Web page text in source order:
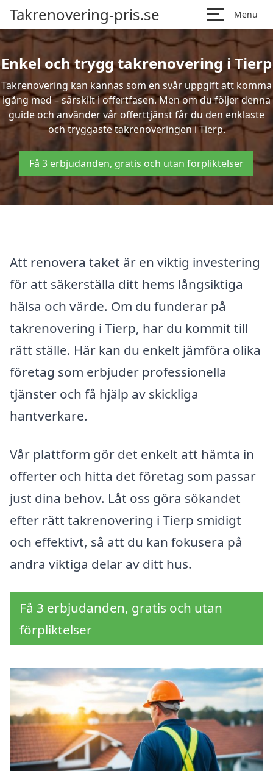
Takrenovering-pris.se Menu
Enkel och trygg takrenovering i Tierp
Takrenovering kan kännas som en svår uppgift att komma
igång med – särskilt i offertfasen. Men om du följer denna
guide och använder vår offerttjänst får du den enklaste
och tryggaste takrenoveringen i Tierp.
Få 3 erbjudanden, gratis och utan förpliktelser
Att renovera taket är en viktig investering
för att säkerställa ditt hems långsiktiga
hälsa och värde. Om du funderar på
takrenovering i Tierp, har du kommit till
rätt ställe. Här kan du enkelt jämföra olika
företag som erbjuder professionella
tjänster och få hjälp av skickliga
hantverkare.
Vår plattform gör det enkelt att hämta in
offerter och hitta det företag som passar
just dina behov. Låt oss göra sökandet
efter rätt takrenovering i Tierp smidigt
och effektivt, så att du kan fokusera på
andra viktiga delar av ditt hus.
Få 3 erbjudanden, gratis och utan
förpliktelser